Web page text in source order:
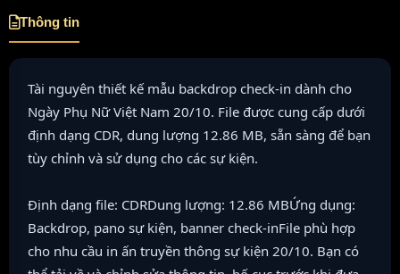
Thông tin
Tài nguyên thiết kế mẫu backdrop check-in dành cho
Ngày Phụ Nữ Việt Nam 20/10. File được cung cấp dưới
định dạng CDR, dung lượng 12.86 MB, sẵn sàng để bạn
tùy chỉnh và sử dụng cho các sự kiện.
Định dạng file: CDRDung lượng: 12.86 MBỨng dụng:
Backdrop, pano sự kiện, banner check-inFile phù hợp
cho nhu cầu in ấn truyền thông sự kiện 20/10. Bạn có